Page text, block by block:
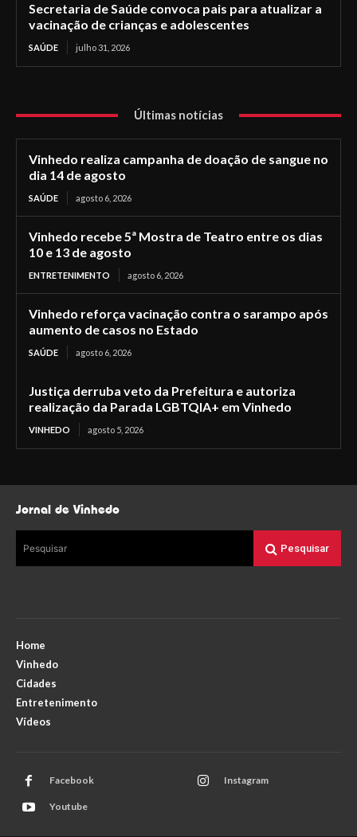
Secretaria de Saúde convoca pais para atualizar a
vacinação de crianças e adolescentes
SAÚDE julho 31, 2026
Últimas notícias
Vinhedo realiza campanha de doação de sangue no
dia 14 de agosto
SAÚDE agosto 6, 2026
Vinhedo recebe 5ª Mostra de Teatro entre os dias
10 e 13 de agosto
ENTRETENIMENTO agosto 6, 2026
Vinhedo reforça vacinação contra o sarampo após
aumento de casos no Estado
SAÚDE agosto 6, 2026
Justiça derruba veto da Prefeitura e autoriza
realização da Parada LGBTQIA+ em Vinhedo
VINHEDO agosto 5, 2026
Jornal de Vinhedo
Pesquisar Pesquisar
Home
Vinhedo
Cidades
Entretenimento
Vídeos
Facebook Instagram
Youtube